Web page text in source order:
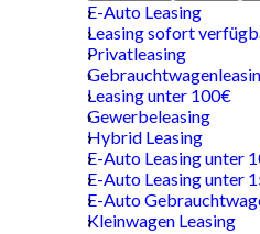
E-Auto Leasing
Leasing sofort
Privatleasing
Leasing unter 100€
Gewerbeleasing
Hybrid Leasing
E-Auto Leasing unter
E-Auto Leasing unter
E-Auto
Kleinwagen Leasing